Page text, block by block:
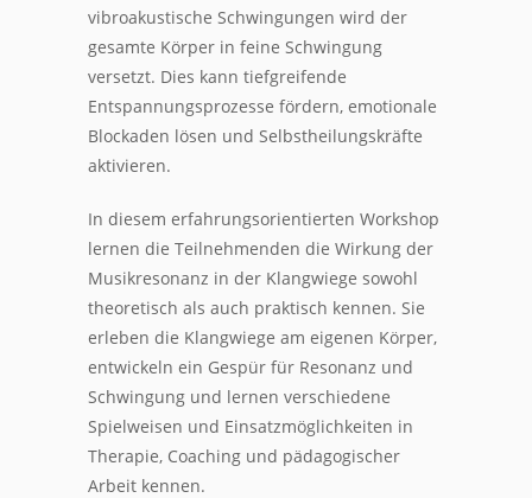
vibroakustische Schwingungen wird der
gesamte Körper in feine Schwingung
versetzt. Dies kann tiefgreifende
Entspannungsprozesse fördern, emotionale
Blockaden lösen und Selbstheilungskräfte
aktivieren.
In diesem erfahrungsorientierten Workshop
lernen die Teilnehmenden die Wirkung der
Musikresonanz in der Klangwiege sowohl
theoretisch als auch praktisch kennen. Sie
erleben die Klangwiege am eigenen Körper,
entwickeln ein Gespür für Resonanz und
Schwingung und lernen verschiedene
Spielweisen und Einsatzmöglichkeiten in
Therapie, Coaching und pädagogischer
Arbeit kennen.